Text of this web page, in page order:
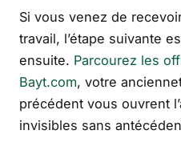
Si vous venez de
travail, l’étape suivante
ensuite. Parcourez les
Bayt.com, votre
précédent vous ouvrent
invisibles sans